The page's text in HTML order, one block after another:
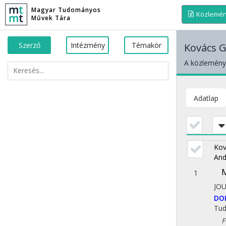
Magyar Tudományos
Művek Tára
Szerző Intézmény Témakör Kovács
A
Adatlap
1